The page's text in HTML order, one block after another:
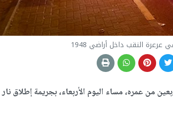
النقب داخل أراضي 1948
من عمره، مساء اليوم الأربعاء، بجريمة إطلاق نار